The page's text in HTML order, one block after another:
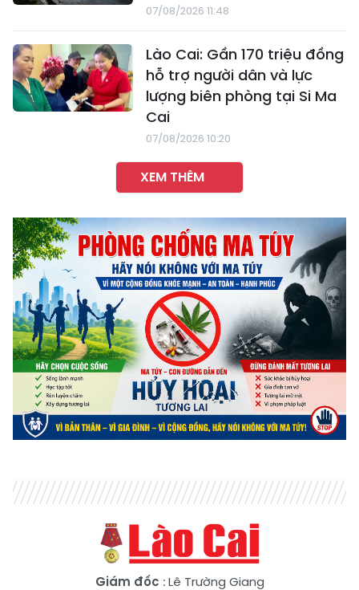
07/08/2026 11:48
Lào Cai: Gần 170 triệu đồng
hỗ trợ người dân và lực
lượng biên phòng tại Si Ma
Cai
07/08/2026 10:20
XEM THÊM
Giám đốc : Lê Trường Giang